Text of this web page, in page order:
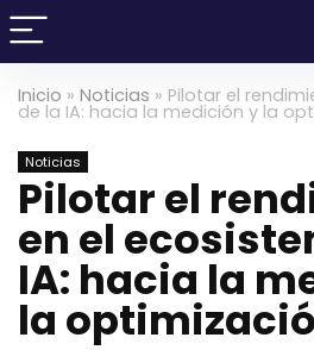
Inicio » Noticias » Pilotar el
de la IA: hacia la medición y la
Noticias
Pilotar el
en el
IA: hacia la
la